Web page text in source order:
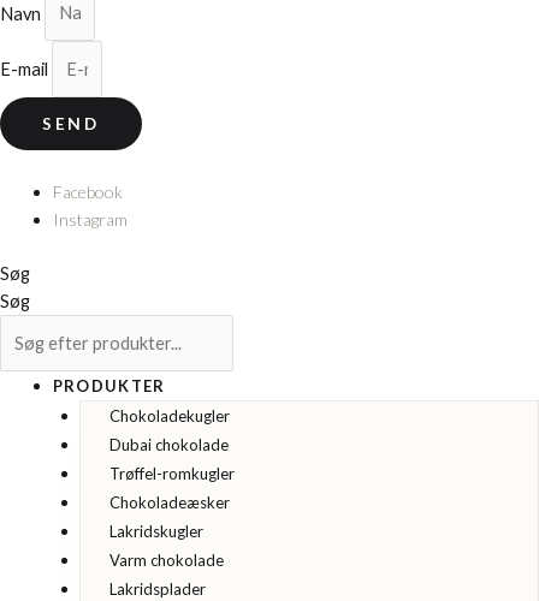
Navn
E-mail
SEND
Facebook
Instagram
Søg
Søg
PRODUKTER
Chokoladekugler
Dubai chokolade
Trøffel-romkugler
Chokoladeæsker
Lakridskugler
Varm chokolade
Lakridsplader